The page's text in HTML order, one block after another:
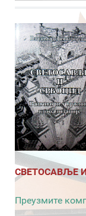
СВЕТОСАВЉЕ
Преузмите